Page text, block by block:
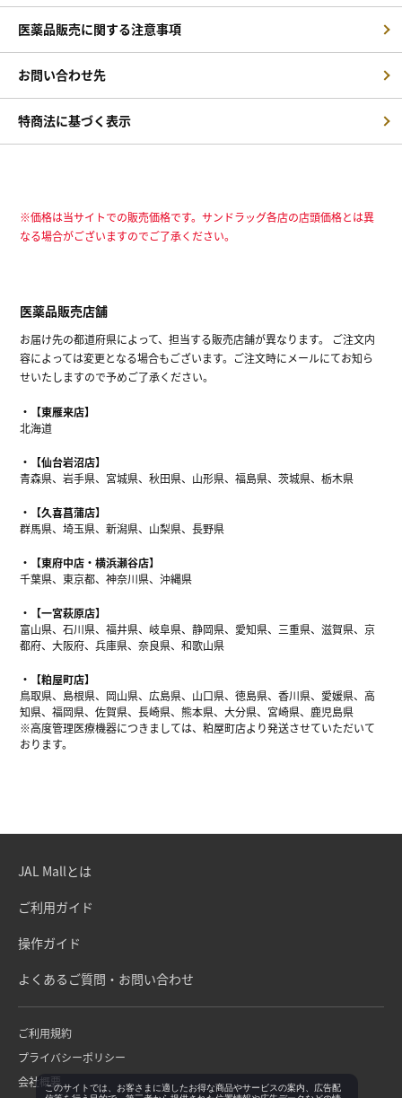
医薬品販売に関する注意事項
お問い合わせ先
特商法に基づく表示
※価格は当サイトでの販売価格です。サンドラッグ各店の店頭価格とは異
なる場合がございますのでご了承ください。
医薬品販売店舗
お届け先の都道府県によって、担当する販売店舗が異なります。 ご注文内
容によっては変更となる場合もございます。ご注文時にメールにてお知ら
せいたしますので予めご了承ください。
【東雁来店】
北海道
【仙台岩沼店】
青森県、岩手県、宮城県、秋田県、山形県、福島県、茨城県、栃木県
【久喜菖蒲店】
群馬県、埼玉県、新潟県、山梨県、長野県
【東府中店・横浜瀬谷店】
千葉県、東京都、神奈川県、沖縄県
【一宮萩原店】
富山県、石川県、福井県、岐阜県、静岡県、愛知県、三重県、滋賀県、京
都府、大阪府、兵庫県、奈良県、和歌山県
【粕屋町店】
鳥取県、島根県、岡山県、広島県、山口県、徳島県、香川県、愛媛県、高
知県、福岡県、佐賀県、長崎県、熊本県、大分県、宮崎県、鹿児島県
※高度管理医療機器につきましては、粕屋町店より発送させていただいて
おります。
JAL Mallとは
ご利用ガイド
操作ガイド
よくあるご質問・お問い合わせ
ご利用規約
プライバシーポリシー
会社概要このサイトでは、お客さまに適したお得な商品やサービスの案内、広告配